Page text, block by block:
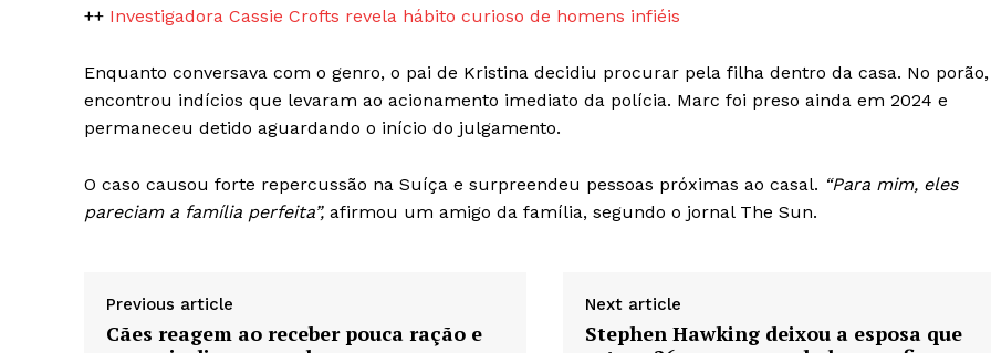
++ Investigadora Cassie Crofts revela hábito curioso de homens infiéis
Enquanto conversava com o genro, o pai de Kristina decidiu procurar pela filha dentro da casa. No porão,
encontrou indícios que levaram ao acionamento imediato da polícia. Marc foi preso ainda em 2024 e
permaneceu detido aguardando o início do julgamento.
O caso causou forte repercussão na Suíça e surpreendeu pessoas próximas ao casal. “Para mim, eles
pareciam a família perfeita”, afirmou um amigo da família, segundo o jornal The Sun.
Previous article
Cães reagem ao receber pouca ração e
Next article
Stephen Hawking deixou a esposa que